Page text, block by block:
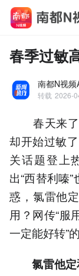
春季过敏
南都N视频
转载 2026-
春天来了
却开始过敏
关话题登上
出“西替利嗪
惑，氯雷他
用？网传“服
一定能好转”
氯雷他定